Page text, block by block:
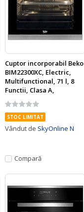
Cuptor incorporabil Beko
BIM22300XC, Electric,
Multifunctional, 71 l, 8
Functii, Clasa A,
Autocuratare catalitica,
Inox
Rating:
0%
STOC LIMITAT
Vândut de SkyOnline N
Compară